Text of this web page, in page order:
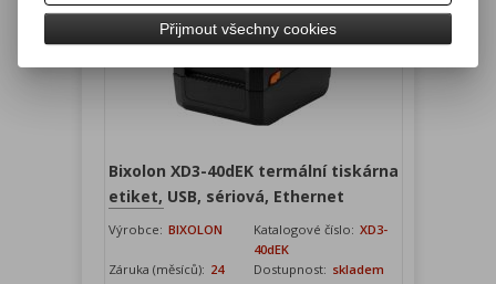
Bixolon XD3-40dEK termální tiskárna
etiket, USB, sériová, Ethernet
Výrobce: BIXOLON Katalogové číslo: XD3-
40dEK
Záruka (měsíců): 24 Dostupnost: skladem
Přijmout všechny cookies